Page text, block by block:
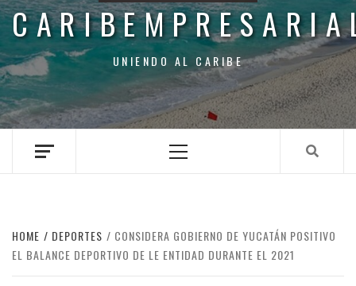
UNIENDO AL CARIBE
Menu
HOME DEPORTES
CONSIDERA GOBIERNO DE YUCATÁN POSITIVO
EL BALANCE DEPORTIVO DE LE ENTIDAD DURANTE EL 2021